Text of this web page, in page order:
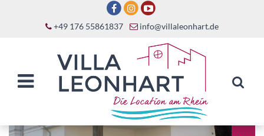
+49 176 55861837 info@villaleonhart.de